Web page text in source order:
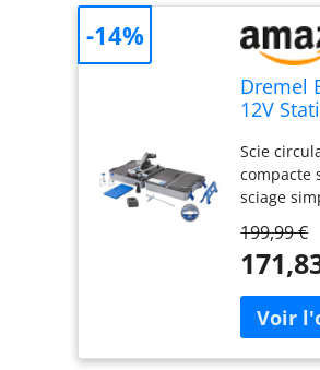
Dremel
12V
avec 1x
12V, 1x
sciage,
multi-
1x
coupe,
joints
Scie
compacte
sciage
12V sans
pour plus
moins
une plus
de vie de
199,99 €
-14%